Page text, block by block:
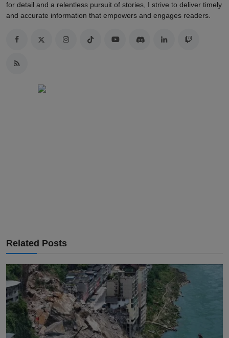
for detail and a relentless pursuit of stories, I strive to deliver timely
and accurate information that empowers and engages readers.
Related Posts